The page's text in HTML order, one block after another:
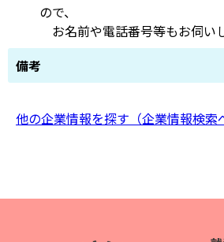
ので、
お名前や電話番号等もお伺い
備考
他の企業情報を探す（企業情報検索